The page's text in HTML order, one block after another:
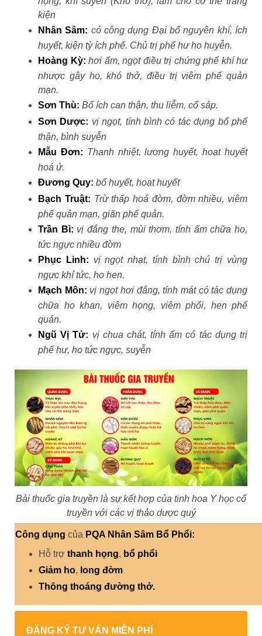
kiện
Nhân Sâm: có công dụng Đại bổ nguyên khí, ích
huyết, kiện tỳ ích phế. Chủ trị phế hư ho huyễn.
Hoàng Kỳ: hơi ấm, ngọt điều trị chứng phế khí hư
nhược gây ho, khó thở, điều trị viêm phế quản
mạn.
Sơn Thù: Bổ ích can thận, thu liễm, cố sáp.
Sơn Dược: vị ngọt, tính bình có tác dụng bổ phế
thận, bình suyễn
Mẫu Đơn: Thanh nhiệt, lương huyết, hoạt huyết
hoá ứ.
Đương Quy: bổ huyết, hoạt huyết
Bạch Truật: Trừ thấp hoá đờm, đờm nhiều, viêm
phế quản mạn, giãn phế quản.
Trần Bì: vị đắng the, mùi thơm, tính ấm chữa ho,
tức ngực nhiều đờm
Phục Linh: vị ngọt nhạt, tính bình chú trị vùng
ngực khí tức, ho hen.
Mạch Môn: vị ngọt hơi đắng, tính mát có tác dụng
chữa ho khan, viêm họng, viêm phổi, hen phế
quản.
Ngũ Vị Tử: vị chua chát, tính ấm có tác dụng trị
phế hư, ho tức ngực, suyễn
Bài thuốc gia truyền là sự kết hợp của tinh hoa Y học cổ
truyền với các vị thảo dược quý
Công dụng của PQA Nhân Sâm Bổ Phổi:
Hỗ trợ thanh họng, bổ phổi
Giảm ho, long đờm
Thông thoáng đường thở.
ĐĂNG KÝ TƯ VẤN MIỄN PHÍ